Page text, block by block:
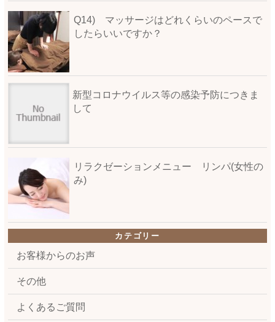
Q14) マッサージはどれくらいのペースで
したらいいですか？
新型コロナウイルス等の感染予防につきま
して
リラクゼーションメニュー リンパ(女性の
み)
カテゴリー
お客様からのお声
その他
よくあるご質問